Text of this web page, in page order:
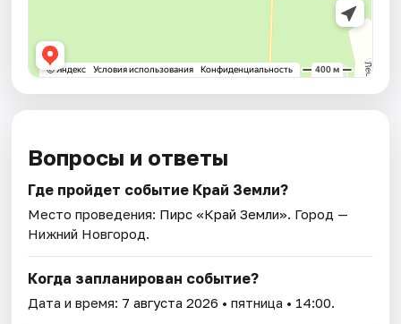
Вопросы и ответы
Где пройдет событие Край Земли?
Место проведения: Пирс «Край Земли». Город —
Нижний Новгород.
Когда запланирован событие?
Дата и время: 7 августа 2026 • пятница • 14:00.